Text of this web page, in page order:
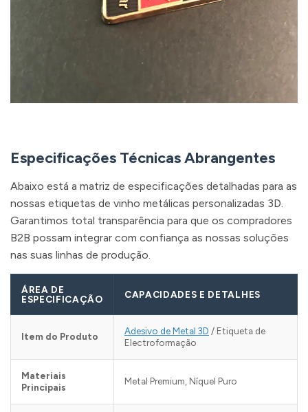
Especificações Técnicas Abrangentes
Abaixo está a matriz de especificações detalhadas para as
nossas etiquetas de vinho metálicas personalizadas 3D.
Garantimos total transparência para que os compradores
B2B possam integrar com confiança as nossas soluções
nas suas linhas de produção.
ÁREA DE
ESPECIFICAÇÃO
CAPACIDADES E DETALHES
Item do Produto Adesivo de Metal 3D / Etiqueta de
Electroformação
Materiais
Principais
Metal Premium, Níquel Puro